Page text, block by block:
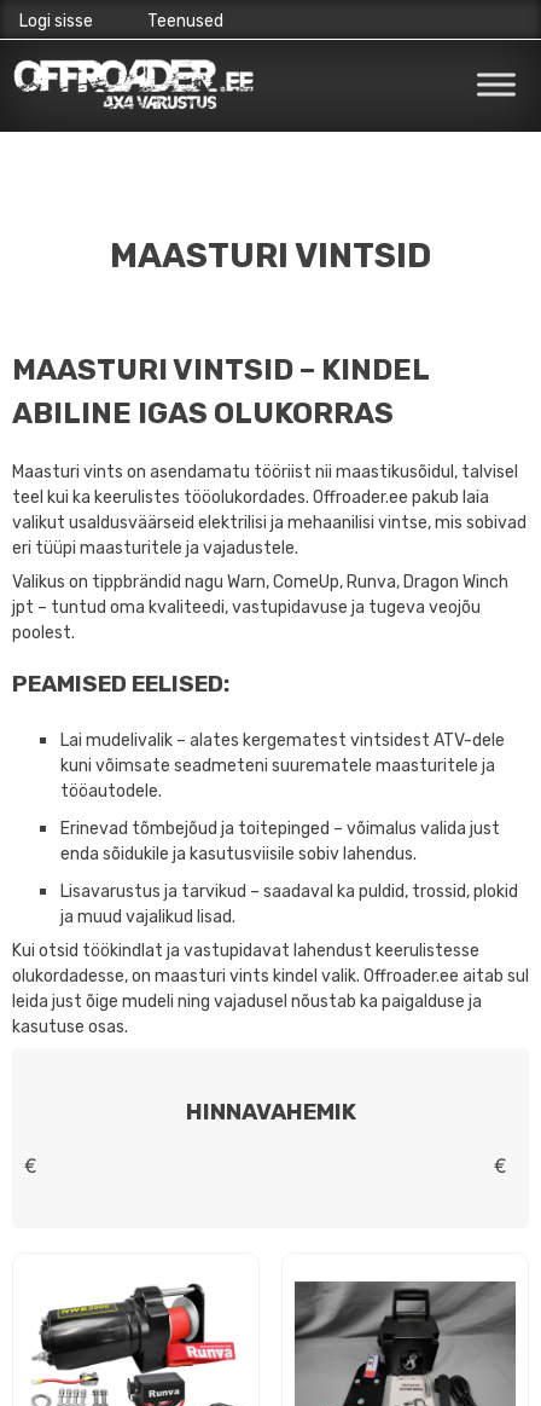
to
Logi sisse Teenused
MAASTURI VINTSID
MAASTURI VINTSID – KINDEL
ABILINE IGAS OLUKORRAS
Maasturi vints on asendamatu tööriist nii maastikusõidul, talvisel
teel kui ka keerulistes tööolukordades. Offroader.ee pakub laia
valikut usaldusväärseid elektrilisi ja mehaanilisi vintse, mis sobivad
eri tüüpi maasturitele ja vajadustele.
Valikus on tippbrändid nagu Warn,ComeUp, Runva, Dragon Winch
jpt – tuntud oma kvaliteedi, vastupidavuse ja tugeva veojõu
poolest.
PEAMISED EELISED:
Lai mudelivalik – alates kergematest vintsidest ATV-dele
kuni võimsate seadmeteni suurematele maasturitele ja
tööautodele.
Erinevad tõmbejõud ja toitepinged – võimalus valida just
enda sõidukile ja kasutusviisile sobiv lahendus.
Lisavarustus ja tarvikud – saadaval ka puldid, trossid, plokid
ja muud vajalikud lisad.
Kui otsid töökindlat ja vastupidavat lahendust keerulistesse
olukordadesse, on maasturi vints kindel valik. Offroader.ee aitab sul
leida just õige mudeli ning vajadusel nõustab ka paigalduse ja
kasutuse osas.
HINNAVAHEMIK
€ €